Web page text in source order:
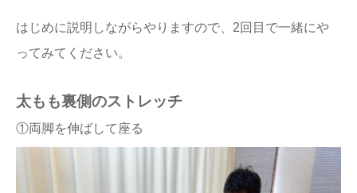
はじめに説明しながらやりますので、2回目で一緒にや
ってみてください。
太もも裏側のストレッチ
①両脚を伸ばして座る